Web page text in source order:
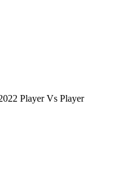
Player Vs Player